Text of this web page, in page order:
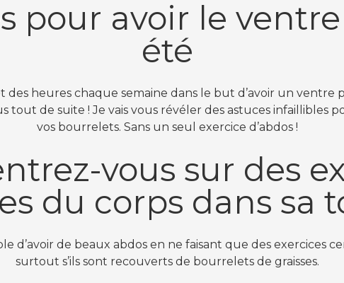
pour avoir le
été
des heures chaque semaine dans le but d’avoir un ventre
tout de suite ! Je vais vous révéler des astuces infaillibles
vos bourrelets. Sans un seul exercice d’abdos !
vous sur des
du corps dans sa
d’avoir de beaux abdos en ne faisant que des exercices
surtout s’ils sont recouverts de bourrelets de graisses.